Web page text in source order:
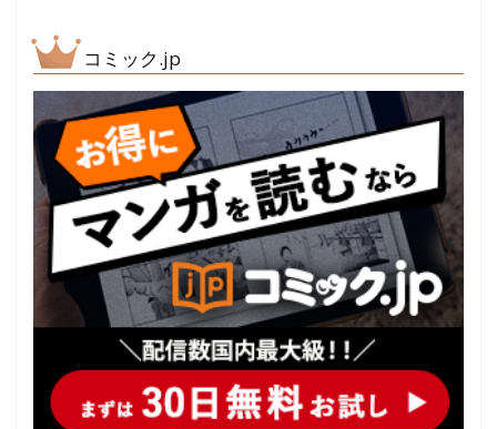
コミック.jp